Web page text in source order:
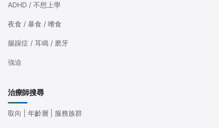
ADHD / 不想上學
夜食 / 暴食 / 嗜食
腸躁症 / 耳鳴 / 磨牙
強迫
治療師搜尋
取向 | 年齡層 | 服務族群